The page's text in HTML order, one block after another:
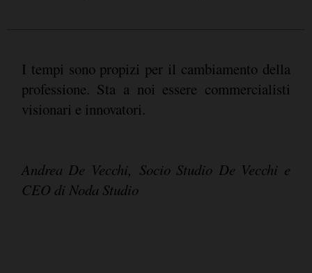
I tempi sono propizi per il cambiamento della
professione. Sta a noi essere commercialisti
visionari e innovatori.
Andrea De Vecchi, Socio Studio De Vecchi e
CEO di Noda Studio